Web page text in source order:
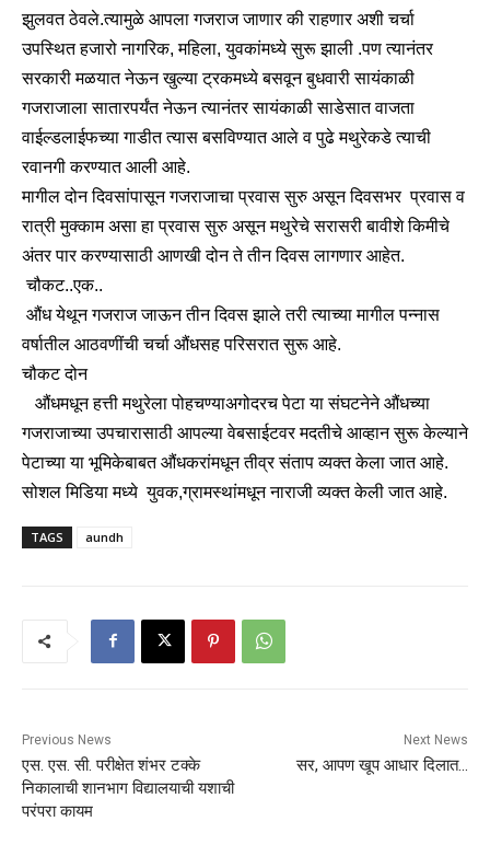
झुलवत ठेवले.त्यामुळे आपला गजराज जाणार की राहणार अशी चर्चा
उपस्थित हजारो नागरिक, महिला, युवकांमध्ये सुरू झाली .पण त्यानंतर
सरकारी मळयात नेऊन खुल्या ट्रकमध्ये बसवून बुधवारी सायंकाळी
गजराजाला सातारपर्यंत नेऊन त्यानंतर सायंकाळी साडेसात वाजता
वाईल्डलाईफच्या गाडीत त्यास बसविण्यात आले व पुढे मथुरेकडे त्याची
रवानगी करण्यात आली आहे.
मागील दोन दिवसांपासून गजराजाचा प्रवास सुरु असून दिवसभर प्रवास व
रात्री मुक्काम असा हा प्रवास सुरु असून मथुरेचे सरासरी बावीशे किमीचे
अंतर पार करण्यासाठी आणखी दोन ते तीन दिवस लागणार आहेत.
चौकट..एक..
औंध येथून गजराज जाऊन तीन दिवस झाले तरी त्याच्या मागील पन्नास
वर्षातील आठवणींची चर्चा औंधसह परिसरात सुरू आहे.
चौकट दोन
औंधमधून हत्ती मथुरेला पोहचण्याअगोदरच पेटा या संघटनेने औंधच्या
गजराजाच्या उपचारासाठी आपल्या वेबसाईटवर मदतीचे आव्हान सुरू केल्याने
पेटाच्या या भूमिकेबाबत औंधकरांमधून तीव्र संताप व्यक्त केला जात आहे.
सोशल मिडिया मध्ये युवक,ग्रामस्थांमधून नाराजी व्यक्त केली जात आहे.
TAGS aundh
Previous News
एस. एस. सी. परीक्षेत शंभर टक्के
निकालाची शानभाग विद्यालयाची यशाची
परंपरा कायम
Next News
सर, आपण खूप आधार दिलात…